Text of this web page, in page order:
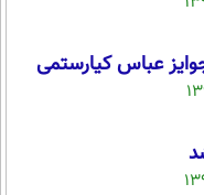
عباس کیارستمی